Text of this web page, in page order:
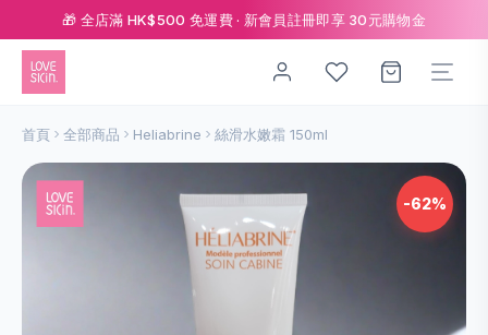
🎁 全店滿 HK$500 免運費 · 新會員註冊即享 30元購物金
首頁 全部商品 Heliabrine 絲滑水嫩霜 150ml
-62%